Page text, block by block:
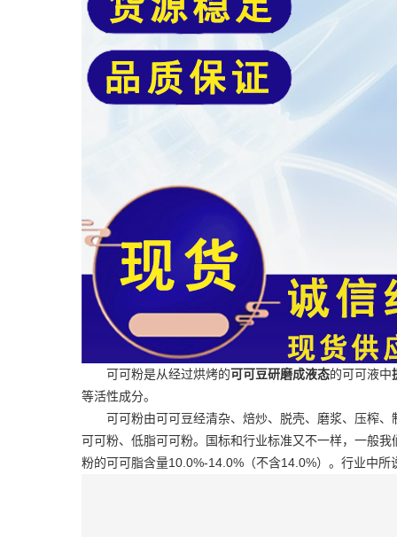
可可粉是从经过烘烤的可可豆研磨成液态的可可液中
等活性成分。
可可粉由可可豆经清杂、焙炒、脱壳、磨浆、压榨
可可粉、低脂可可粉。国标和行业标准又不一样，一般
粉的可可脂含量10.0%-14.0%（不含14.0%）。行业中